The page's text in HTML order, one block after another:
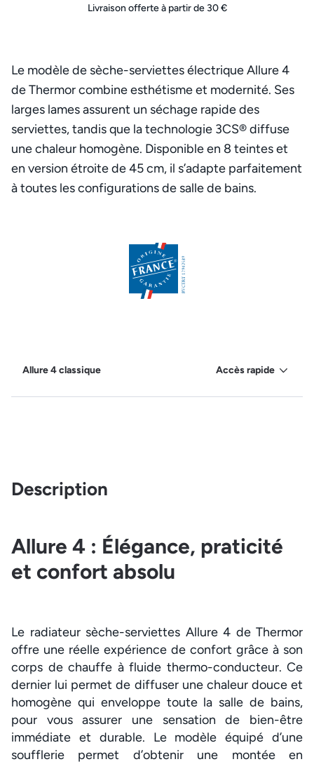
Livraison offerte à partir de 30 €
Le modèle de sèche-serviettes électrique Allure 4
de Thermor combine esthétisme et modernité. Ses
larges lames assurent un séchage rapide des
serviettes, tandis que la technologie 3CS® diffuse
une chaleur homogène. Disponible en 8 teintes et
en version étroite de 45 cm, il s’adapte parfaitement
à toutes les configurations de salle de bains.
Allure 4 classique Accès rapide
Description
Allure 4 : Élégance, praticité
et confort absolu
Le radiateur sèche-serviettes Allure 4 de Thermor
offre une réelle expérience de confort grâce à son
corps de chauffe à fluide thermo-conducteur. Ce
dernier lui permet de diffuser une chaleur douce et
homogène qui enveloppe toute la salle de bains,
pour vous assurer une sensation de bien-être
immédiate et durable. Le modèle équipé d’une
soufflerie permet d’obtenir une montée en